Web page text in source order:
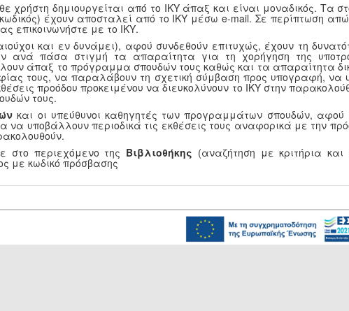
χρήστη δημιουργείται από το ΙΚΥ άπαξ και είναι μοναδικός. Τα
έχουν αποσταλεί από το ΙΚΥ μέσω e-mail. Σε περίπτωση
επικοινωνήστε με το ΙΚΥ.
και εν δυνάμει), αφού συνδεθούν επιτυχώς, έχουν τη
ανά πάσα στιγμή τα απαραίτητα για τη χορήγηση της
άπαξ το πρόγραμμα σπουδών τους καθώς και τα απαραίτητα
τους, να παραλάβουν τη σχετική σύμβαση προς υπογραφή, να
προόδου προκειμένου να διευκολύνουν το ΙΚΥ στην
τους.
και οι υπεύθυνοι καθηγητές των προγραμμάτων σπουδών, αφού
να υποβάλλουν περιοδικά τις εκθέσεις τους αναφορικά με την
στο περιεχόμενο της Βιβλιοθήκης (αναζήτηση με κριτήρια και
με κωδικό πρόσβασης